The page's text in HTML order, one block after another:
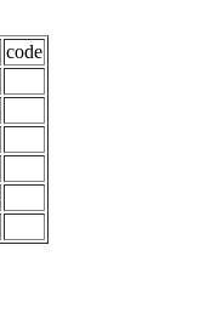
code